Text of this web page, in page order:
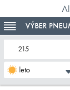
TOGGLEVÝBER
leto
nominálna šírka